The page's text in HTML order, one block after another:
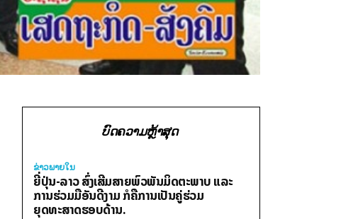
ບົດຄວາມຫຼ້າສຸດ
ຂ່າວພາຍ​ໃນ
ຍີ່ປຸ່ນ-ລາວ ສົ່ງເສີມສາຍພົວພັນມິດຕະພາບ ແລະ
ການຮ່ວມມືອັນດີງາມ ກໍຄືການເປັນຄູ່ຮ່ວມ
ຍຸດທະສາດຮອບດ້ານ.